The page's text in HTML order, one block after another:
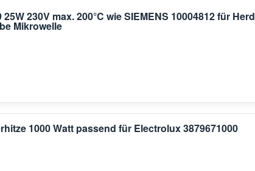
230V max. 200°C wie SIEMENS 10004812 für Herd
Mikrowelle
1000 Watt passend für Electrolux 3879671000